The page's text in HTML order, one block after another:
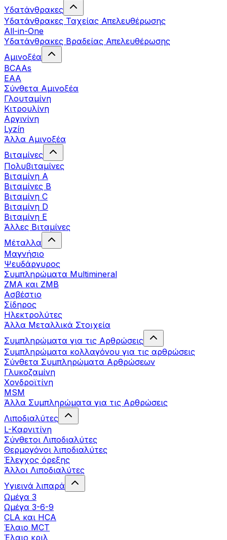
Υδατάνθρακες
Υδατάνθρακες Ταχείας Απελευθέρωσης
All-in-One
Υδατάνθρακες Βραδείας Απελευθέρωσης
Αμινοξέα
BCAAs
EAA
Σύνθετα Αμινοξέα
Γλουταμίνη
Κιτρουλίνη
Αργινίνη
Lyzín
Άλλα Αμινοξέα
Βιταμίνες
Πολυβιταμίνες
Βιταμίνη Α
Βιταμίνες Β
Βιταμίνη C
Βιταμίνη D
Βιταμίνη Ε
Άλλες Βιταμίνες
Μέταλλα
Μαγνήσιο
Ψευδάργυρος
Συμπληρώματα Multimineral
ZMA και ZMB
Ασβέστιο
Σίδηρος
Ηλεκτρολύτες
Άλλα Mεταλλικά Στοιχεία
Συμπληρώματα για τις Αρθρώσεις
Συμπληρώματα κολλαγόνου για τις αρθρώσεις
Σύνθετα Συμπληρώματα Αρθρώσεων
Γλυκοζαμίνη
Χονδροϊτίνη
MSM
Άλλα Συμπληρώματα για τις Αρθρώσεις
Λιποδιαλύτες
L-Kαρνιτίνη
Σύνθετοι Λιποδιαλύτες
Θερμογόνοι λιποδιαλύτες
Έλεγχος όρεξης
Άλλοι Λιποδιαλύτες
Υγιεινά λιπαρά
Ωμέγα 3
Ωμέγα 3-6-9
CLA και HCA
Έλαιο MCT
Έλαιο κριλ